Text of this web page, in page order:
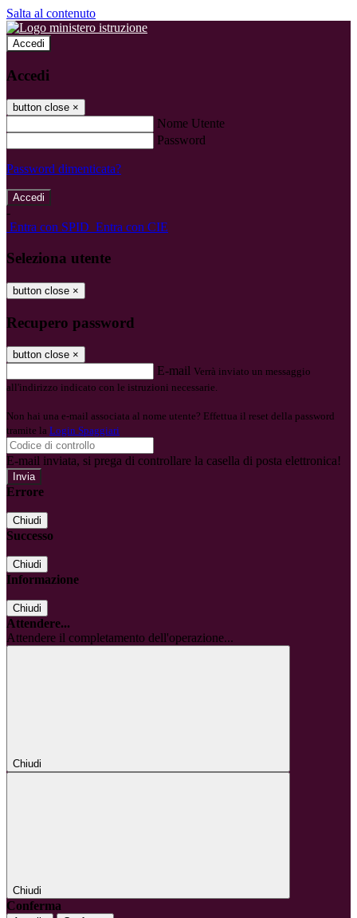
Salta al contenuto
Accedi
Accedi
button close ×
Nome Utente
Password
Password dimenticata?
-
Entra con SPID Entra con CIE
Seleziona utente
button close ×
Recupero password
button close ×
E-mail Verrà inviato un messaggio
all'indirizzo indicato con le istruzioni necessarie.
Non hai una e-mail associata al nome utente? Effettua il reset della password
tramite la Login Spaggiari
E-mail inviata, si prega di controllare la casella di posta elettronica!
Errore
Chiudi
Successo
Chiudi
Informazione
Chiudi
Attendere...
Attendere il completamento dell'operazione...
Chiudi
Chiudi
Conferma